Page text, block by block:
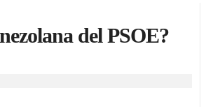
del PSOE?